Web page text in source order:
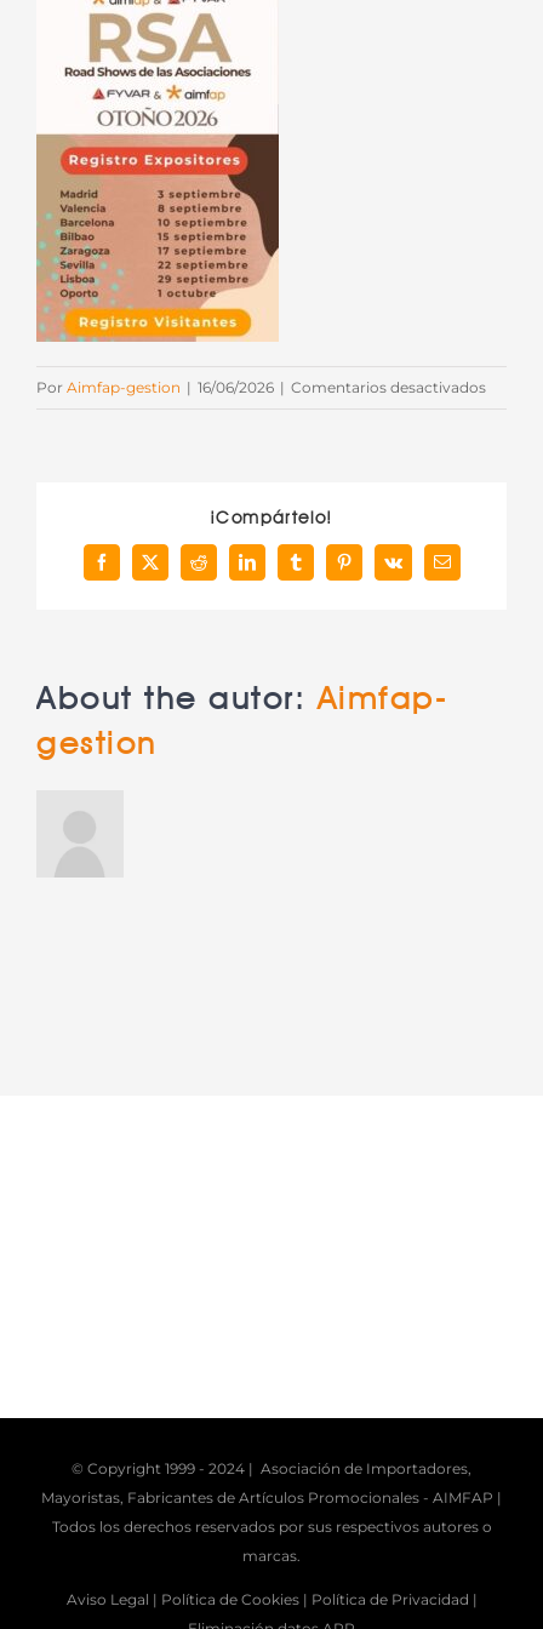
Por Aimfap-gestion | 16/06/2026 | Comentarios desactivadosen
¡Compártelo!
Facebook
X Reddit LinkedInTumblrPinterest
Vk
Correo
electrónico
About the autor:Aimfap-
gestion
© Copyright 1999 - 2024 | Asociación de Importadores,
Mayoristas, Fabricantes de Artículos Promocionales - AIMFAP |
Todos los derechos reservados por sus respectivos autores o
marcas.
Aviso Legal | Política de Cookies | Política de Privacidad |